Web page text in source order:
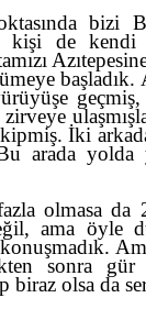
bizi
kişi de kendi
başladık.
İki
arada
olmasa da
ama öyle
sonra gür
biraz olsa da